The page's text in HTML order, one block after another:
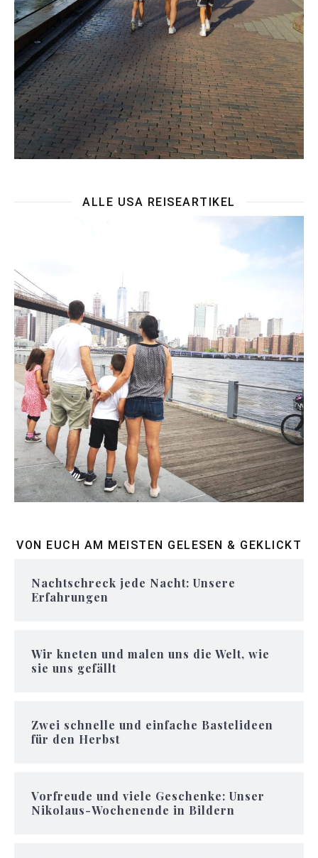
ALLE USA REISEARTIKEL
VON EUCH AM MEISTEN GELESEN & GEKLICKT
Nachtschreck jede Nacht: Unsere
Erfahrungen
Wir kneten und malen uns die Welt, wie
sie uns gefällt
Zwei schnelle und einfache Bastelideen
für den Herbst
Vorfreude und viele Geschenke: Unser
Nikolaus-Wochenende in Bildern